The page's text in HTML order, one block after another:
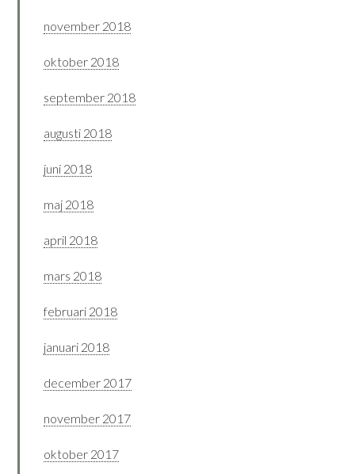
november 2018
oktober 2018
september 2018
augusti 2018
juni 2018
maj 2018
april 2018
mars 2018
februari 2018
januari 2018
december 2017
november 2017
oktober 2017